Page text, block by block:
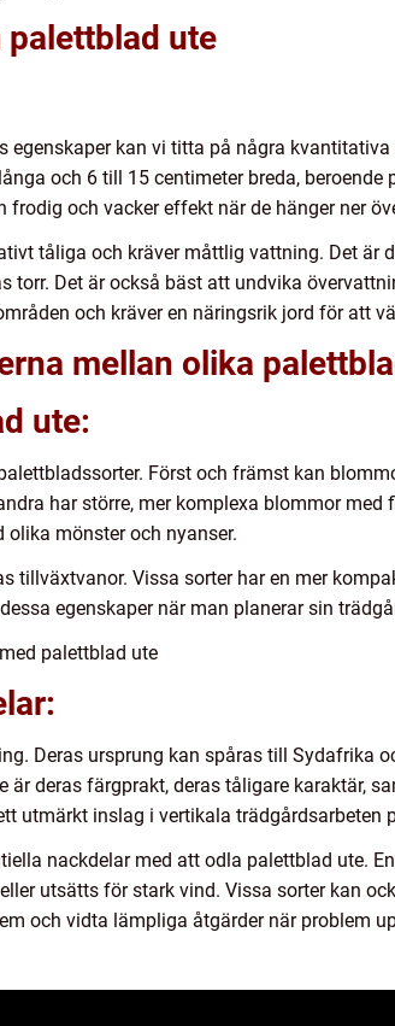
ute
egenskaper kan vi titta på några
och 6 till 15 centimeter breda,
och vacker effekt när de hänger ner
tåliga och kräver måttlig vattning. Det är
torr. Det är också bäst att undvika
och kräver en näringsrik jord för att
mellan olika
ute:
Först och främst kan
har större, mer komplexa blommor med
mönster och nyanser.
tillväxtvanor. Vissa sorter har en mer
egenskaper när man planerar sin
palettblad ute
Deras ursprung kan spåras till Sydafrika
är deras färgprakt, deras tåligare karaktär,
utmärkt inslag i vertikala trädgårdsarbeten
nackdelar med att odla palettblad ute.
utsätts för stark vind. Vissa sorter kan
och vidta lämpliga åtgärder när problem